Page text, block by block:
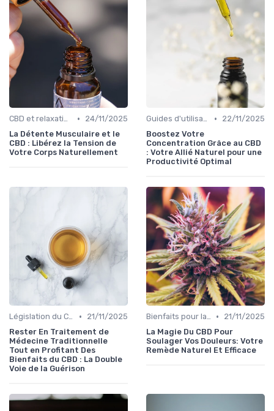
CBD et relaxation •
24/11/2025
La Détente Musculaire et le
CBD : Libérez la Tension de
Votre Corps Naturellement
Guides d'utilisation •
22/11/2025
Boostez Votre
Concentration Grâce au CBD
: Votre Allié Naturel pour une
Productivité Optimal
Législation du CBD •
21/11/2025
Rester En Traitement de
Médecine Traditionnelle
Tout en Profitant Des
Bienfaits du CBD : La Double
Voie de la Guérison
Bienfaits pour la santé •
21/11/2025
La Magie Du CBD Pour
Soulager Vos Douleurs: Votre
Remède Naturel Et Efficace